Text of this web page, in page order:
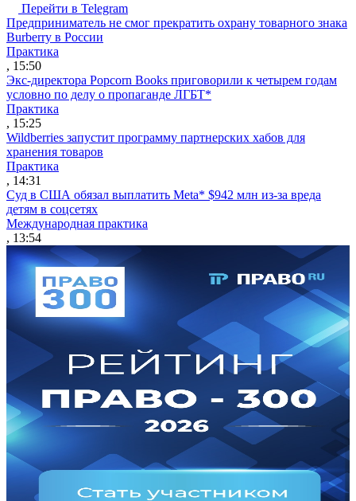
Перейти в Telegram
Предприниматель не смог прекратить охрану товарного знака
Burberry в России
Практика
, 15:50
Экс-директора Popcorn Books приговорили к четырем годам
условно по делу о пропаганде ЛГБТ*
Практика
, 15:25
Wildberries запустит программу партнерских хабов для
хранения товаров
Практика
, 14:31
Суд в США обязал выплатить Meta* $942 млн из-за вреда
детям в соцсетях
Международная практика
, 13:54